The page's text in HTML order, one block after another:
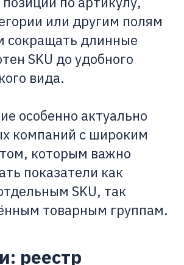
или другим полям
сокращать длинные
SKU до удобного
вида.
особенно актуально
компаний с широким
которым важно
показатели как
SKU, так
товарным группам.
реестр